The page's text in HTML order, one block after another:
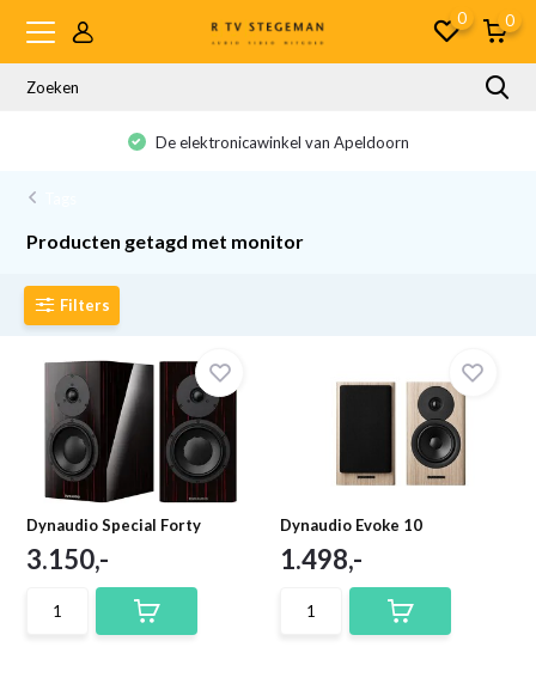
0 0
De elektronicawinkel van Apeldoorn
Producten getagd met monitor
Filters
Dynaudio Special Forty
3.150,-
Dynaudio Evoke 10
1.498,-